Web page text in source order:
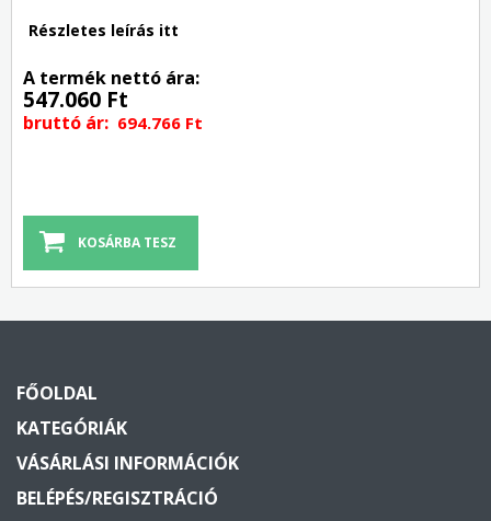
Részletes leírás itt
A termék nettó ára:
547.060 Ft
bruttó ár: 694.766 Ft
FŐOLDAL
KATEGÓRIÁK
VÁSÁRLÁSI INFORMÁCIÓK
BELÉPÉS/REGISZTRÁCIÓ